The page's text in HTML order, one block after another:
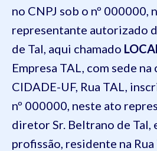
no CNPJ sob o nº 000000,
representante autorizado
de Tal, aqui chamado
Empresa TAL, com sede na
CIDADE-UF, Rua TAL,
nº 000000, neste ato
diretorSr. Beltrano de Tal,
profissão, residente na Rua